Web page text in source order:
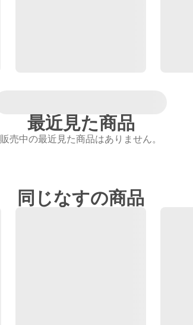
最近見た商品
販売中の最近見た商品はありません。
同じなすの商品